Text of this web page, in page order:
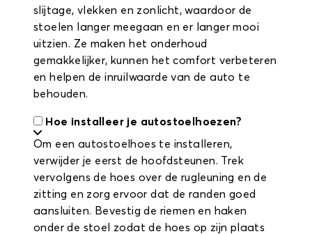
slijtage, vlekken en zonlicht, waardoor de
stoelen langer meegaan en er langer mooi
uitzien. Ze maken het onderhoud
gemakkelijker, kunnen het comfort verbeteren
en helpen de inruilwaarde van de auto te
behouden.
Hoe installeer je autostoelhoezen?
Om een autostoelhoes te installeren,
verwijder je eerst de hoofdsteunen. Trek
vervolgens de hoes over de rugleuning en de
zitting en zorg ervoor dat de randen goed
aansluiten. Bevestig de riemen en haken
onder de stoel zodat de hoes op zijn plaats